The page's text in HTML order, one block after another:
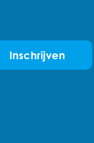
Inschrijven